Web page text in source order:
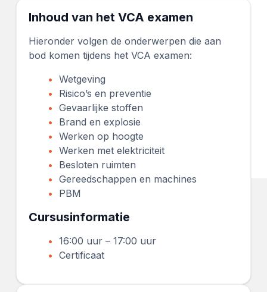
Inhoud van het VCA examen
Hieronder volgen de onderwerpen die aan
bod komen tijdens het VCA examen:
Wetgeving
Risico’s en preventie
Gevaarlijke stoffen
Brand en explosie
Werken op hoogte
Werken met elektriciteit
Besloten ruimten
Gereedschappen en machines
PBM
Cursusinformatie
16:00 uur – 17:00 uur
Certificaat